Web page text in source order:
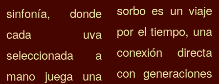
sinfonía, donde
cada uva
seleccionada a
mano juega una
sorbo es un viaje
por el tiempo, una
conexión directa
con generaciones